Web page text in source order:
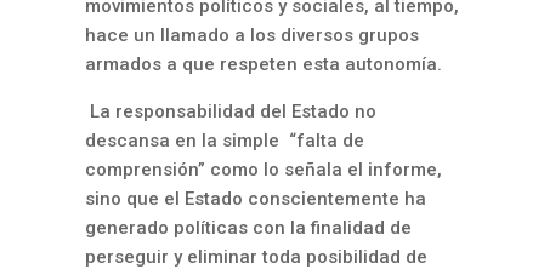
movimientos políticos y sociales, al tiempo,
hace un llamado a los diversos grupos
armados a que respeten esta autonomía.
La responsabilidad del Estado no
descansa en la simple “falta de
comprensión” como lo señala el informe,
sino que el Estado conscientemente ha
generado políticas con la finalidad de
perseguir y eliminar toda posibilidad de